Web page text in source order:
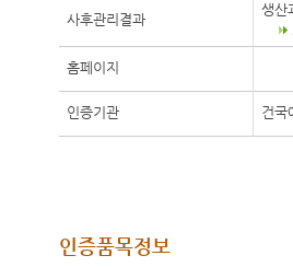
사후관리결과
생산
홈페이지
인증기관 건
인증품목정보